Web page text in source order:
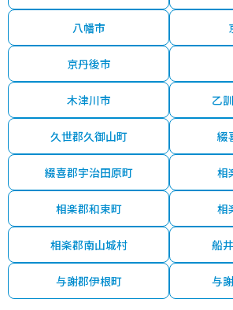
八幡市
京丹後市
木津川市 乙
久世郡久御山町 綴
綴喜郡宇治田原町 相
相楽郡和束町 相
相楽郡南山城村 船
与謝郡伊根町 与